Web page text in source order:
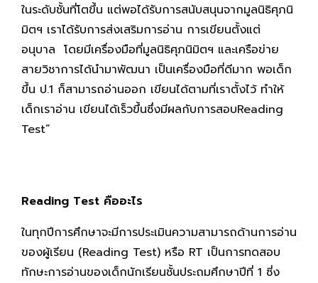
ในระดับชั้นที่โตขึ้น แต่พอได้รับการสนับสนุนจากมูลนิธิศุภนิ
มิตฯ เราได้รับการส่งเสริมการอ่าน การเขียนตั้งแต่
อนุบาล โดยมีเครื่องมือที่มูลนิธิศุภนิมิตฯ และเครือข่าย
สายวิชาการได้นำมาพัฒนา เป็นเครื่องมือที่ดีมาก พอเด็ก
ขึ้น ป.1 ก็สามารถอ่านออก เขียนได้ตามที่เราตั้งไว้ ทำให้
เด็กเราอ่าน เขียนได้เร็วขึ้นซึ่งมีผลกับการสอบReading
Test”
Reading Test คืออะไร
ในทุกปีการศึกษาจะมีการประเมินความสามารถด้านการอ่าน
ของผู้เรียน (Reading Test) หรือ RT เป็นการทดสอบ
ทักษะการอ่านของเด็กนักเรียนชั้นประถมศึกษาปีที่ 1 ซี่ง